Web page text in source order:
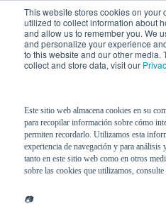
This website stores cookies on your
utilized to collect information about
and allow us to remember you. We
and personalize your experience
to this website and our other media.
collect and store data, visit our
Este sitio web almacena cookies en su
para recopilar información sobre cómo
permiten recordarlo. Utilizamos esta
experiencia de navegación y para
tanto en este sitio web como en otros
sobre las cookies que utilizamos, consulte
📷